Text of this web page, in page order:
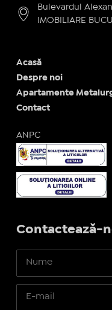
Bulevardul
IMOBILIARE
Acasă
Despre noi
Apartamente
Contact
ANPC
Contactează-